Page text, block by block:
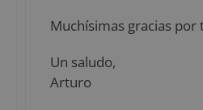
Muchísimas gracias por
Un saludo,
Arturo